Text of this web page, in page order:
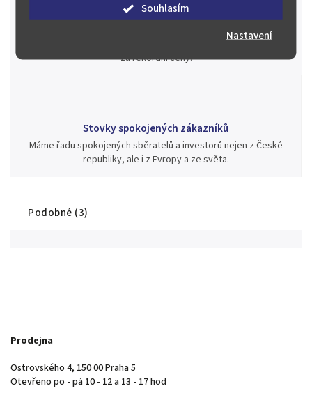
Souhlasím
Nastavení
Jsme zde pro Vás nepřetržitě již od roku 2000
Během té doby jsme v našich aukcích prodali významné sbírky i
jednotlivé kusy unikátních mincí, bankovek, řádů a vyznamenání
za rekordní ceny.
Stovky spokojených zákazníků
Máme řadu spokojených sběratelů a investorů nejen z České
republiky, ale i z Evropy a ze světa.
Podobné (3)
Prodejna
Ostrovského 4, 150 00 Praha 5
Otevřeno po - pá 10 - 12 a 13 - 17 hod